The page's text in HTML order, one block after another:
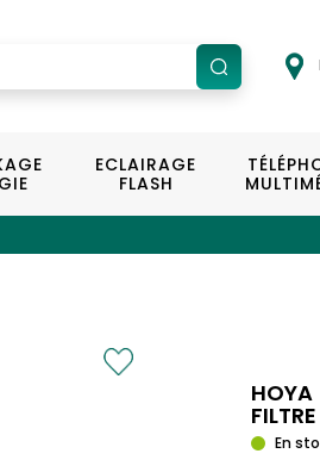
ECLAIRAGE
FLASH
HOYA
En